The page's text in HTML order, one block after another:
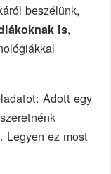
beszélünk,
is,
Adott egy
Legyen ez most